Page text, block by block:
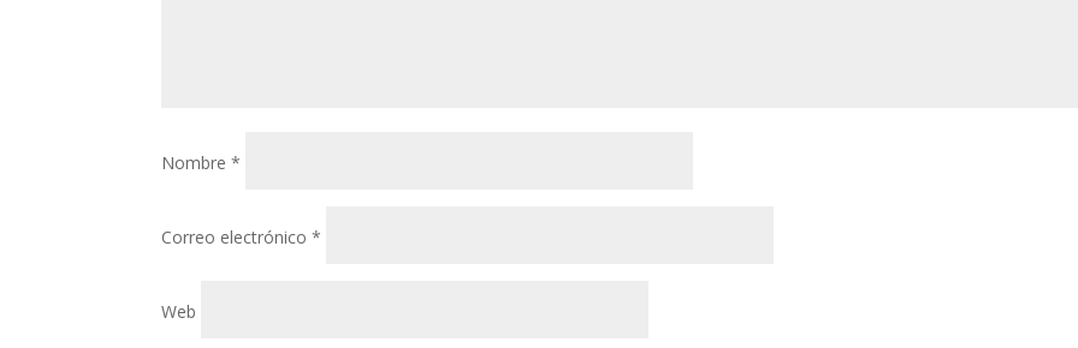
Nombre*
Correo electrónico*
Web